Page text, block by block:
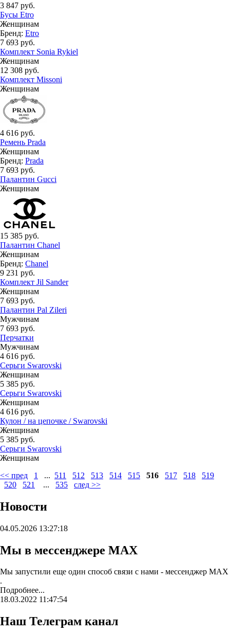
3 847 руб.
Бусы Etro
Женщинам
Бренд: Etro
7 693 руб.
Комплект Sonia Rykiel
Женщинам
12 308 руб.
Комплект Missoni
Женщинам
4 616 руб.
Ремень Prada
Женщинам
Бренд: Prada
7 693 руб.
Палантин Gucci
Женщинам
15 385 руб.
Палантин Chanel
Женщинам
Бренд: Chanel
9 231 руб.
Комплект Jil Sander
Женщинам
7 693 руб.
Палантин Pal Zileri
Мужчинам
7 693 руб.
Перчатки
Мужчинам
4 616 руб.
Серьги Swarovski
Женщинам
5 385 руб.
Серьги Swarovski
Женщинам
4 616 руб.
Кулон / на цепочке / Swarovski
Женщинам
5 385 руб.
Серьги Swarovski
Женщинам
<< пред
1 ... 511 512 513 514 515 516 517 518
519
520
521 ... 535 след >>
Новости
04.05.2026 13:27:18
Мы в мессенджере MAX
Мы запустили еще один способ связи с нами - мессенджер MAX
.
Подробнее...
18.03.2022 11:47:54
Наш Телеграм канал